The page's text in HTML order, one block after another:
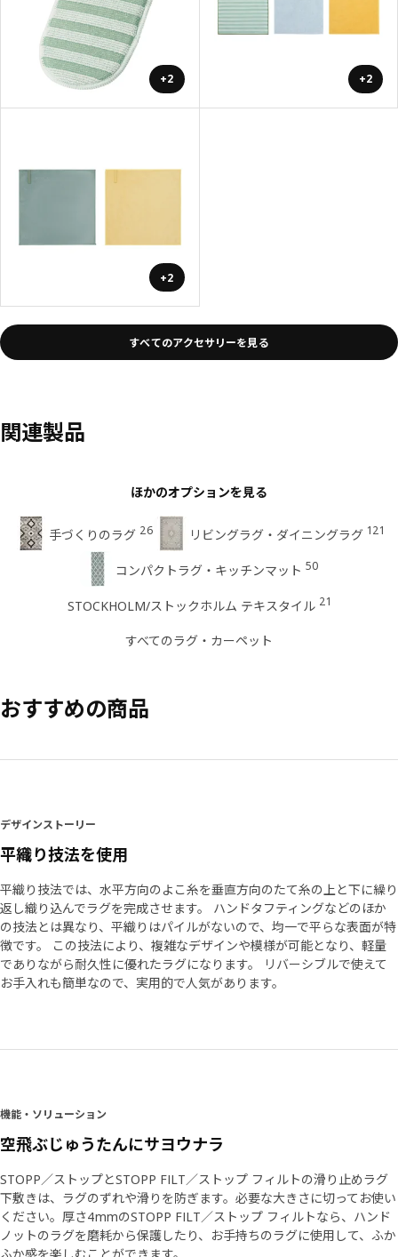
+2 +2
+2
すべてのアクセサリーを見る
関連製品
ほかのオプションを見る
手づくりのラグ 26 リビングラグ・ダイニングラグ 121
コンパクトラグ・キッチンマット 50
STOCKHOLM/ストックホルム テキスタイル 21
すべてのラグ・カーペット
おすすめの商品
デザインストーリー
平織り技法を使用
平織り技法では、水平方向のよこ糸を垂直方向のたて糸の上と下に繰り
返し織り込んでラグを完成させます。 ハンドタフティングなどのほか
の技法とは異なり、平織りはパイルがないので、均一で平らな表面が特
徴です。 この技法により、複雑なデザインや模様が可能となり、軽量
でありながら耐久性に優れたラグになります。 リバーシブルで使えて
お手入れも簡単なので、実用的で人気があります。
機能・ソリューション
空飛ぶじゅうたんにサヨウナラ
STOPP／ストップとSTOPP FILT／ストップ フィルトの滑り止めラグ
下敷きは、ラグのずれや滑りを防ぎます。必要な大きさに切ってお使い
ください。厚さ4mmのSTOPP FILT／ストップ フィルトなら、ハンド
ノットのラグを磨耗から保護したり、お手持ちのラグに使用して、ふか